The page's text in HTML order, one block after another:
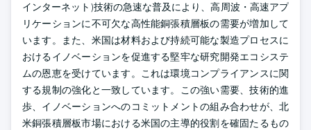
インターネット)技術の急速な普及により、高周波・高速アプ
リケーションに不可欠な高性能銅張積層板の需要が増加して
います。また、米国は材料および持続可能な製造プロセスに
おけるイノベーションを促進する堅牢な研究開発エコシステ
ムの恩恵を受けています。これは環境コンプライアンスに関
する規制の強化と一致しています。この強い需要、技術的進
歩、イノベーションへのコミットメントの組み合わせが、北
米銅張積層板市場における米国の主導的役割を確固たるもの